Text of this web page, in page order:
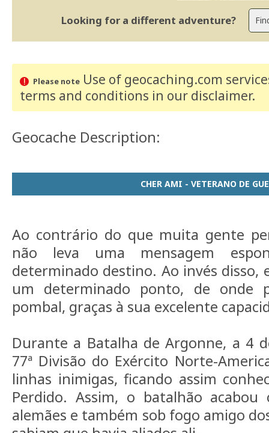
Looking for a different adventure?
Please noteUse of geocaching.com
terms and conditions in our disclaimer.
Geocache Description:
CHER AMI - VETERANO DE
Ao contrário do que muita gente
não leva uma mensagem
determinado destino. Ao invés disso,
um determinado ponto, de onde
pombal, graças à sua excelente
Durante a Batalha de Argonne, a 4
77ª Divisão do Exército Norte-
linhas inimigas, ficando assim
Perdido. Assim, o batalhão acabou
alemães e também sob fogo amigo